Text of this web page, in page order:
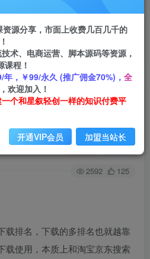
文
限换ID，0本0撸，单机日
关注 私信
2592 125
载排名，下载的多排名也就越靠
载使用，本质上和淘宝京东搜索
源分享，市面上收费几百几千的
术、电商运营、脚本源码等资源，
程！
年，￥99/永久 (推广佣金70%)， 全
欢迎加入！
个和星叙轻创一样的知识付费平
开通VIP会员 加盟当站长